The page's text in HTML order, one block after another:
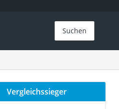
Suchen
Vergleichssieger